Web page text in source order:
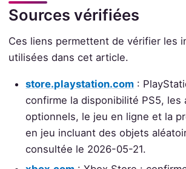
Sources vérifiées
Ces liens permettent de vérifier les
utilisées dans cet article.
store.playstation.com :
confirme la disponibilité PS5, les
optionnels, le jeu en ligne et la
en jeu incluant des objets
consultée le 2026-05-21.